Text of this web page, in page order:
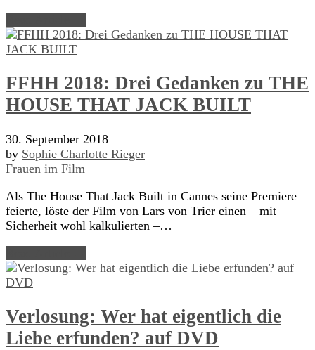
FFHH 2018: Drei Gedanken zu THE
HOUSE THAT JACK BUILT
30. September 2018
by Sophie Charlotte Rieger
Frauen im Film
Als The House That Jack Built in Cannes seine Premiere
feierte, löste der Film von Lars von Trier einen – mit
Sicherheit wohl kalkulierten –…
Verlosung: Wer hat eigentlich die
Liebe erfunden? auf DVD